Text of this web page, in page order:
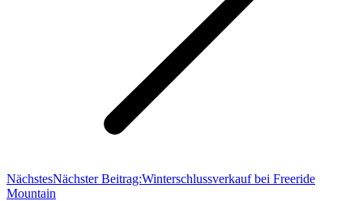
NächstesNächster Beitrag:Winterschlussverkauf bei Freeride
Mountain